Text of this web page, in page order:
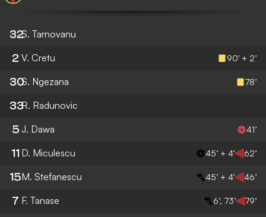
32S. Tarnovanu
2 V. Cretu 90’ + 2’
30S. Ngezana 78’
33R. Radunovic
5 J. Dawa 41’
11 D. Miculescu 45’ + 4’ 62’
15M. Stefanescu 45’ + 4’ 46’
7 F. Tanase 6’, 73’ 79’